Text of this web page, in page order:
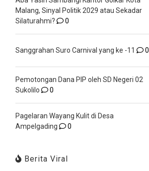
Malang, Sinyal Politik 2029 atau Sekadar
Silaturahmi?
0
Sanggrahan Suro Carnival yang ke -11 0
Pemotongan Dana PIP oleh SD Negeri 02
Sukolilo
0
Pagelaran Wayang Kulit di Desa
Ampelgading
0
Berita Viral